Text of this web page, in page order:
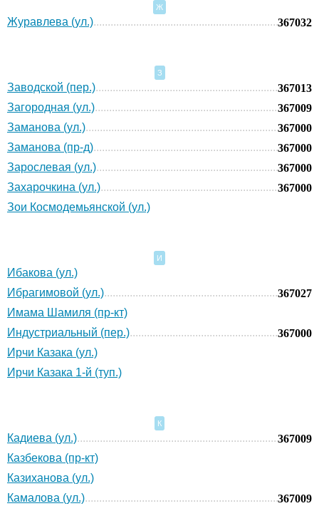
Ж
Журавлева (ул.) 367032
З
Заводской (пер.)
367013
Загородная (ул.)
367009
Заманова (ул.)
367000
Заманова (пр-д)
367000
Зарослевая (ул.)
367000
Захарочкина (ул.)
367000
Зои Космодемьянской (ул.)
И
Ибакова (ул.)
Ибрагимовой (ул.)
367027
Имама Шамиля (пр-кт)
Индустриальный (пер.)
367000
Ирчи Казака (ул.)
Ирчи Казака 1-й (туп.)
К
Кадиева (ул.)
367009
Казбекова (пр-кт)
Казиханова (ул.)
Камалова (ул.)
367009